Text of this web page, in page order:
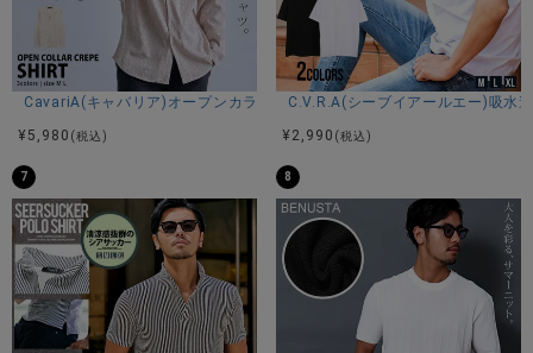
代に人気を集めているユニセックスブランド。
自由な表現と個性を尊重し、男女を問わず幅広い層に愛され
るデザインを提供。
常に進化するストリートウェアのトレンドを取り入れなが
ら、若者のライフスタイルとニーズに合ったアイテムを展開
している。
※モデル画像は照明などの影響により実際の商品と異なる場合
がございます。
サイズ(cm)
CavariA(キャバリア)オープンカラー楊柳シャツ/全3色
¥ 5,980 (税込)
C.V.R.A(シーブイアールエー)吸水
¥ 2,990 (税込)
7 8